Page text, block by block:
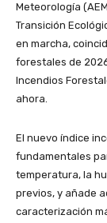
Meteorología
Transición
en marcha,
forestales de
Incendios
ahora.
El nuevo índice
fundamentales
temperatura, la
previos, y añade
caracterización